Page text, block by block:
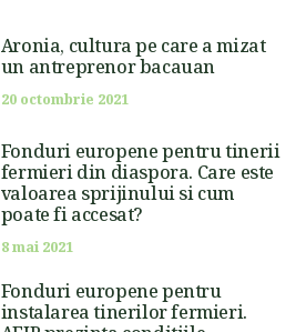
Aronia, cultura pe care a mizat
un antreprenor bacauan
20 octombrie 2021
Fonduri europene pentru tinerii
fermieri din diaspora. Care este
valoarea sprijinului si cum
poate fi accesat?
8 mai 2021
Fonduri europene pentru
instalarea tinerilor fermieri.